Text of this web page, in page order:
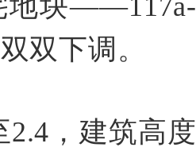
双下调。
，建筑高度